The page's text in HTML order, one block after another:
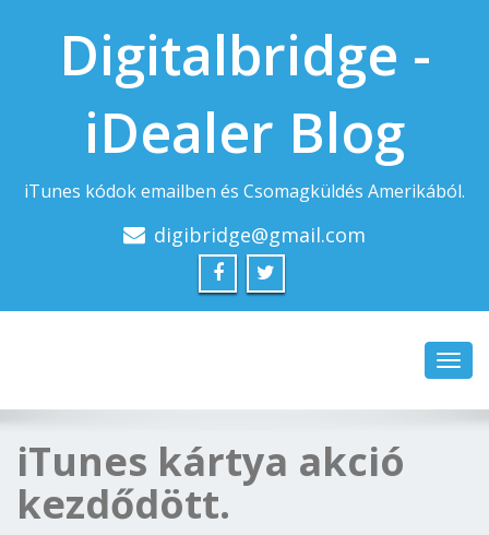
Digitalbridge -
iDealer Blog
iTunes kódok emailben és Csomagküldés Amerikából.
digibridge@gmail.com
iTunes kártya akció
kezdődött.